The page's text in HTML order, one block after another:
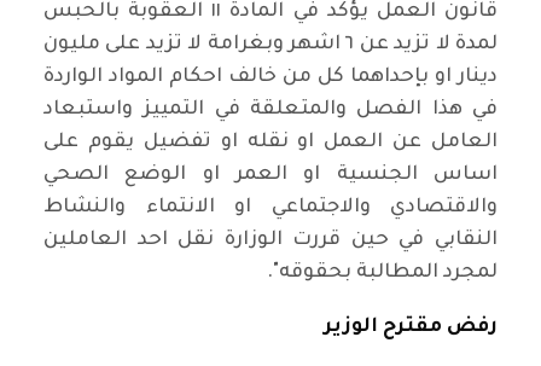
قانون العمل يؤكد في المادة ١١ العقوبة بالحبس
لمدة لا تزيد عن ٦ اشهر وبغرامة لا تزيد على مليون
دينار او بإحداهما كل من خالف احكام المواد الواردة
في هذا الفصل والمتعلقة في التمييز واستبعاد
العامل عن العمل او نقله او تفضيل يقوم على
اساس الجنسية او العمر او الوضع الصحي
والاقتصادي والاجتماعي او الانتماء والنشاط
النقابي في حين قررت الوزارة نقل احد العاملين
لمجرد المطالبة بحقوقه".
رفض مقترح الوزير